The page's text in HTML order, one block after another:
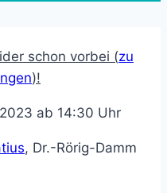
schon vorbei (zu
)!
ab 14:30 Uhr
, Dr.-Rörig-Damm